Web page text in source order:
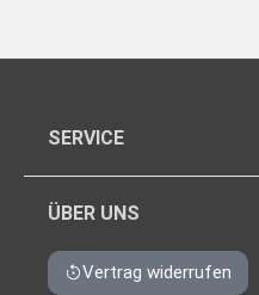
SERVICE
ÜBER UNS
Vertrag widerrufen